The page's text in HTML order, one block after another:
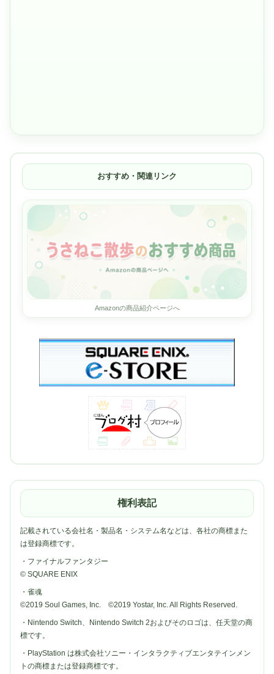
おすすめ・関連リンク
Amazonの商品紹介ページへ
権利表記
記載されている会社名・製品名・システム名などは、各社の商標また
は登録商標です。
・ファイナルファンタジー
© SQUARE ENIX
・雀魂
©2019 Soul Games, Inc. ©2019 Yostar, Inc. All Rights Reserved.
・Nintendo Switch、Nintendo Switch 2およびそのロゴは、任天堂の商
標です。
・PlayStation は株式会社ソニー・インタラクティブエンタテインメン
トの商標または登録商標です。